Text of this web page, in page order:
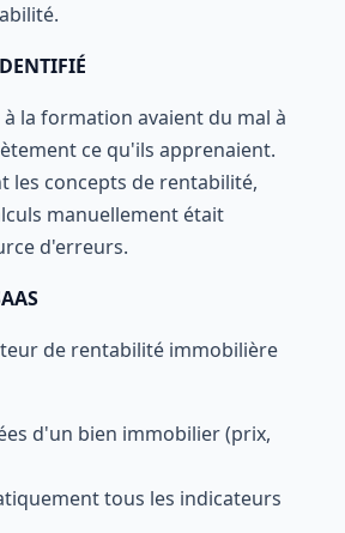
la formation avaient du mal à
ce qu'ils apprenaient.
les concepts de rentabilité,
manuellement était
d'erreurs.
de rentabilité immobilière
d'un bien immobilier (prix,
tous les indicateurs